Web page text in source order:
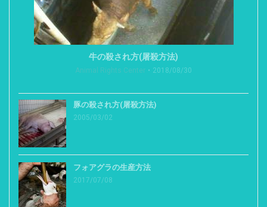
牛の殺され方(屠殺方法)
Animal Rights Center 2018/08/30
豚の殺され方(屠殺方法)
2005/03/02
フォアグラの生産方法
2017/07/08